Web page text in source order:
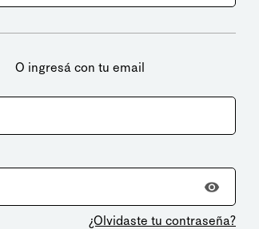
O ingresá con tu email
¿Olvidaste tu contraseña?